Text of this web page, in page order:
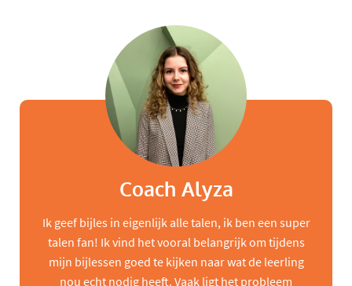
Coach Alyza
Ik geef bijles in eigenlijk alle talen, ik ben een super
talen fan! Ik vind het vooral belangrijk om tijdens
mijn bijlessen goed te kijken naar wat de leerling
nou echt nodig heeft. Vaak ligt het probleem